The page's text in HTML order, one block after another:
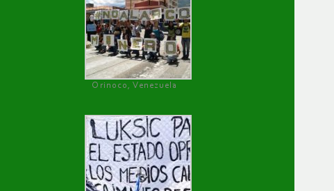
Orinoco, Venezuela